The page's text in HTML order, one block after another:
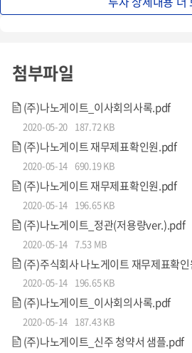
로 금속 박막을 기반으로 하고 있
추정손익
첨부파일
(주)나노게이트_이사회의사록.pdf
2020-05-20 187.72 KB
(주)나노게이트 재무제표확인원.pdf
2020-05-14 690.19 KB
(주)나노게이트 재무제표확인원.pdf
2020-05-14 196.65 KB
(주)나노게이트_정관(저용량ver.).pdf
2020-05-14 7.53 MB
(주)주식회사 나노게이트 재무제표확
2020-05-14 196.65 KB
(주)나노게이트_이사회의사록.pdf
2020-05-14 187.43 KB
(주)나노게이트_신주 청약서 샘플.pdf